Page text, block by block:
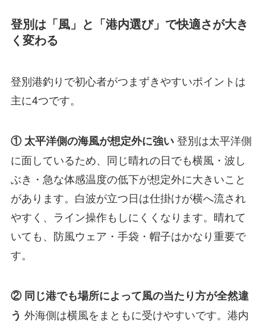
登別は「風」と「港内選び」で快適さが大き
く変わる
登別港釣りで初心者がつまずきやすいポイントは
主に4つです。
① 太平洋側の海風が想定外に強い登別は太平洋側
に面しているため、同じ晴れの日でも横風・波し
ぶき・急な体感温度の低下が想定外に大きいこと
があります。白波が立つ日は仕掛けが横へ流され
やすく、ライン操作もしにくくなります。晴れて
いても、防風ウェア・手袋・帽子はかなり重要で
す。
② 同じ港でも場所によって風の当たり方が全然違
う 外海側は横風をまともに受けやすいです。港内